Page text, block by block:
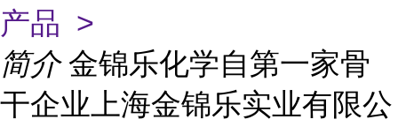
产品 >
简介 金锦乐化学自第一家骨
干企业上海金锦乐实业有限公